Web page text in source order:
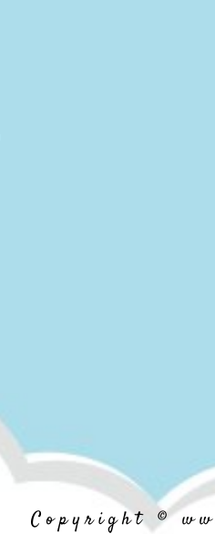
C o p y r i g h t © w w